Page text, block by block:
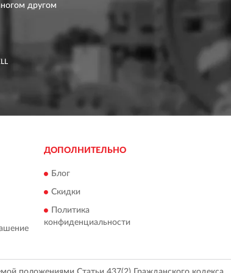
другом
ДОПОЛНИТЕЛЬНО
Блог
Скидки
Политика
конфиденциальности